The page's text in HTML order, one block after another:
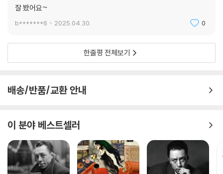
잘 봤어요~
b*******6 2025.04.30. 0
한줄평 전체보기
배송/반품/교환 안내
이 분야 베스트셀러